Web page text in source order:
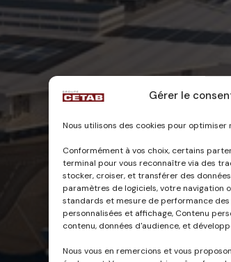
Gérer le
Nous utilisons des cookies pour
Conformément à vos choix, certains
terminal pour vous reconnaître via des
stocker, croiser, et transférer des
paramètres de logiciels, votre navigation
standards et mesure de performance
personnalisées et affichage, Contenu
contenu, données d'audience, et
Nous vous en remercions et vous